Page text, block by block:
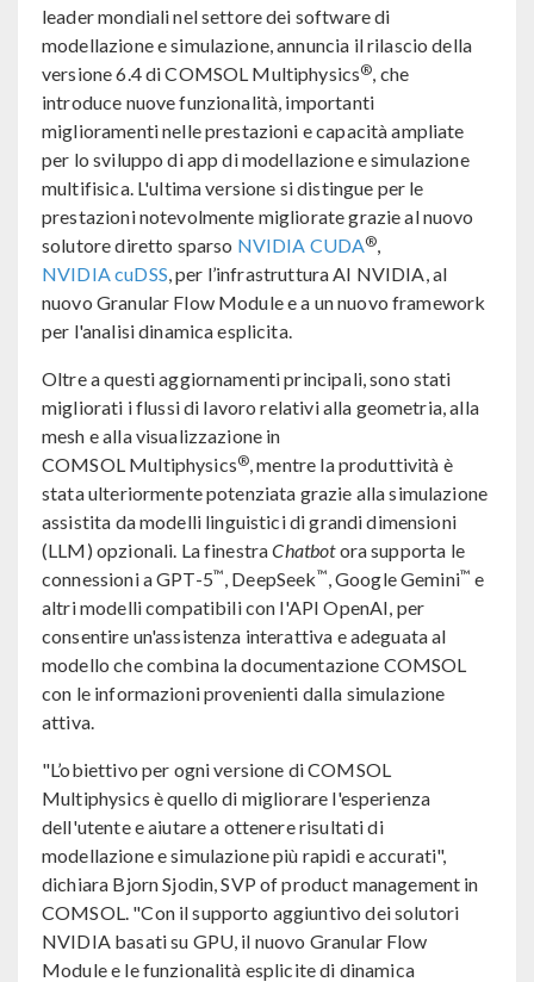
leader mondiali nel settore dei software di
modellazione e simulazione, annuncia il rilascio della
versione 6.4 di COMSOL Multiphysics®, che
introduce nuove funzionalità, importanti
miglioramenti nelle prestazioni e capacità ampliate
per lo sviluppo di app di modellazione e simulazione
multifisica. L'ultima versione si distingue per le
prestazioni notevolmente migliorate grazie al nuovo
solutore diretto sparso NVIDIA CUDA®,
NVIDIA cuDSS, per l’infrastruttura AI NVIDIA, al
nuovo Granular Flow Module e a un nuovo framework
per l'analisi dinamica esplicita.
Oltre a questi aggiornamenti principali, sono stati
migliorati i flussi di lavoro relativi alla geometria, alla
mesh e alla visualizzazione in
COMSOL Multiphysics®, mentre la produttività è
stata ulteriormente potenziata grazie alla simulazione
assistita da modelli linguistici di grandi dimensioni
(LLM) opzionali. La finestraChatbotora supporta le
connessioni a GPT-5™, DeepSeek™, Google Gemini™ e
altri modelli compatibili con l'API OpenAI, per
consentire un'assistenza interattiva e adeguata al
modello che combina la documentazione COMSOL
con le informazioni provenienti dalla simulazione
attiva.
"L’obiettivo per ogni versione di COMSOL
Multiphysics è quello di migliorare l'esperienza
dell'utente e aiutare a ottenere risultati di
modellazione e simulazione più rapidi e accurati",
dichiara Bjorn Sjodin, SVP of product management in
COMSOL. "Con il supporto aggiuntivo dei solutori
NVIDIA basati su GPU, il nuovo Granular Flow
Module e le funzionalità esplicite di dinamica